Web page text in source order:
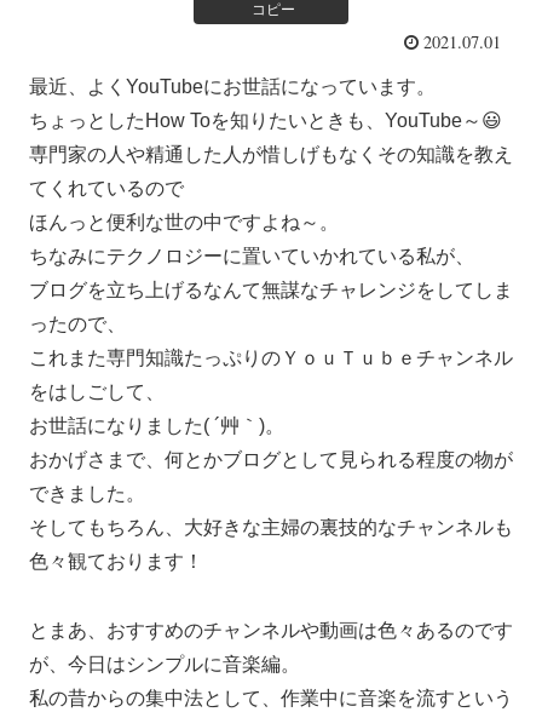
コピー
2021.07.01
最近、よくYouTubeにお世話になっています。
ちょっとしたHow Toを知りたいときも、YouTube～😃
専門家の人や精通した人が惜しげもなくその知識を教え
てくれているので
ほんっと便利な世の中ですよね～。
ちなみにテクノロジーに置いていかれている私が、
ブログを立ち上げるなんて無謀なチャレンジをしてしま
ったので、
これまた専門知識たっぷりのＹｏｕＴｕｂｅチャンネル
をはしごして、
お世話になりました( ´艸｀)。
おかげさまで、何とかブログとして見られる程度の物が
できました。
そしてもちろん、大好きな主婦の裏技的なチャンネルも
色々観ております！
とまあ、おすすめのチャンネルや動画は色々あるのです
が、今日はシンプルに音楽編。
私の昔からの集中法として、作業中に音楽を流すという